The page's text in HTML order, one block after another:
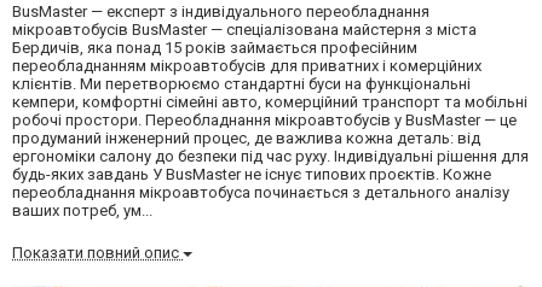
BusMaster — експерт з індивідуального переобладнання
мікроавтобусів BusMaster — спеціалізована майстерня з міста
Бердичів, яка понад 15 років займається професійним
переобладнанням мікроавтобусів для приватних і комерційних
клієнтів. Ми перетворюємо стандартні буси на функціональні
кемпери, комфортні сімейні авто, комерційний транспорт та мобільні
робочі простори. Переобладнання мікроавтобусів у BusMaster — це
продуманий інженерний процес, де важлива кожна деталь: від
ергономіки салону до безпеки під час руху. Індивідуальні рішення для
будь-яких завдань У BusMaster не існує типових проєктів. Кожне
переобладнання мікроавтобуса починається з детального аналізу
ваших потреб, ум...
Показати повний опис